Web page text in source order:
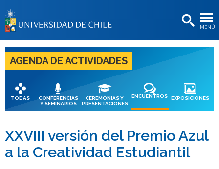
MENÚ
BIBLIOTECAS
LA UNIVERSIDAD
Postulantes
Estudiantes
Académicas/os
Funcionarias/os
Egresadas/os
AGENDA DE ACTIVIDADES
TODAS
CONFERENCIAS
Y SEMINARIOS
CEREMONIAS Y
PRESENTACIONES
ENCUENTROS EXPOSICIONES
XXVIII versión del Premio Azul
a la Creatividad Estudiantil